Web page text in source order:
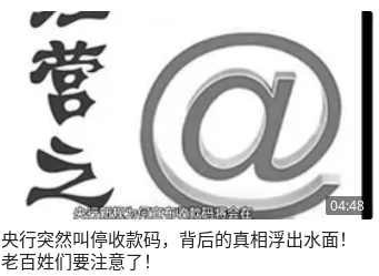
04:48
央行突然叫停收款码，背后的真相浮出水面！
老百姓们要注意了！